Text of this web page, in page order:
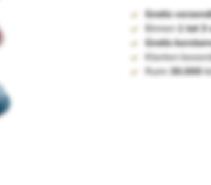
Gratis
Binnen 1 tot 3
Gratis
Klanten
Ruim 30.000